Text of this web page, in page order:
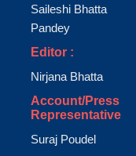
Saileshi Bhatta
Pandey
Editor :
Nirjana Bhatta
Account/Press
Representative
Suraj Poudel